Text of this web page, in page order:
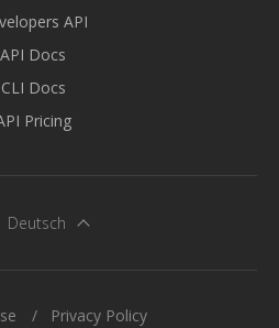
API
API Docs
CLI Docs
Pricing
Deutsch
Privacy Policy